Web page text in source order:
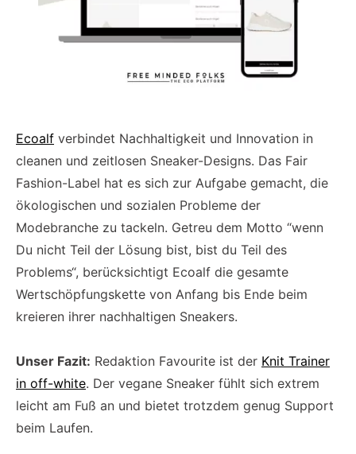
Ecoalf verbindet Nachhaltigkeit und Innovation in
cleanen und zeitlosen Sneaker-Designs. Das Fair
Fashion-Label hat es sich zur Aufgabe gemacht, die
ökologischen und sozialen Probleme der
Modebranche zu tackeln. Getreu dem Motto “wenn
Du nicht Teil der Lösung bist, bist du Teil des
Problems“, berücksichtigt Ecoalf die gesamte
Wertschöpfungskette von Anfang bis Ende beim
kreieren ihrer nachhaltigen Sneakers.
Unser Fazit: Redaktion Favourite ist der Knit Trainer
in off-white. Der vegane Sneaker fühlt sich extrem
leicht am Fuß an und bietet trotzdem genug Support
beim Laufen.